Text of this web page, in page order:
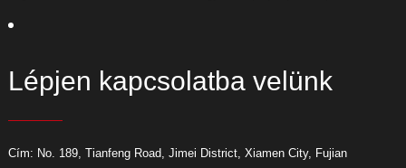
Lépjen kapcsolatba velünk
Cím: No. 189, Tianfeng Road, Jimei District, Xiamen City, Fujian